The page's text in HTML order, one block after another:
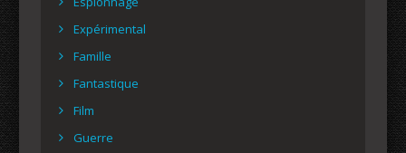
Expérimental
Famille
Fantastique
Film
Guerre